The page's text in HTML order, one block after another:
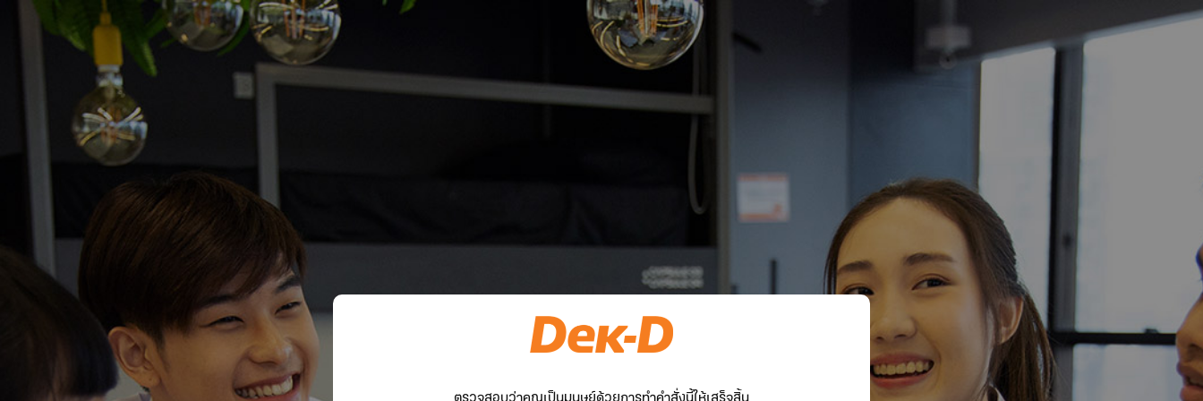
ตรวจสอบว่าคุณเป็นมนุษย์ด้วยการทำคำสั่งนี้ให้เสร็จสิ้น